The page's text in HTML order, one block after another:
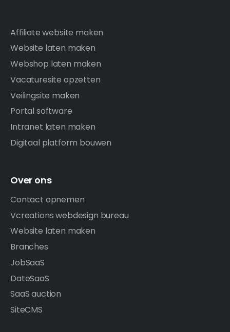
Affiliate website maken
Website laten maken
Webshop laten maken
Vacaturesite opzetten
Veilingsite maken
Portal software
Intranet laten maken
Digitaal platform bouwen
Over ons
Contact opnemen
Vcreations webdesign bureau
Website laten maken
Branches
JobSaaS
DateSaaS
SaaS auction
SiteCMS